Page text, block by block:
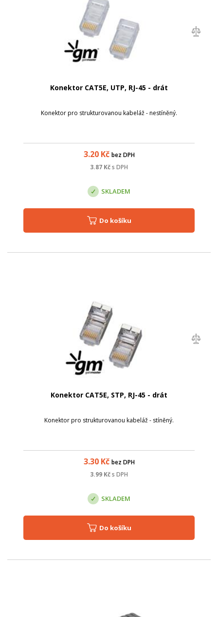
Konektor CAT5E, UTP, RJ-45 - drát
Konektor pro strukturovanou kabeláž - nestíněný.
3.20Kč bez DPH
3.87 Kčs DPH
SKLADEM
Do košíku
Konektor CAT5E, STP, RJ-45 - drát
Konektor pro strukturovanou kabeláž - stíněný.
3.30Kč bez DPH
3.99 Kčs DPH
SKLADEM
Do košíku